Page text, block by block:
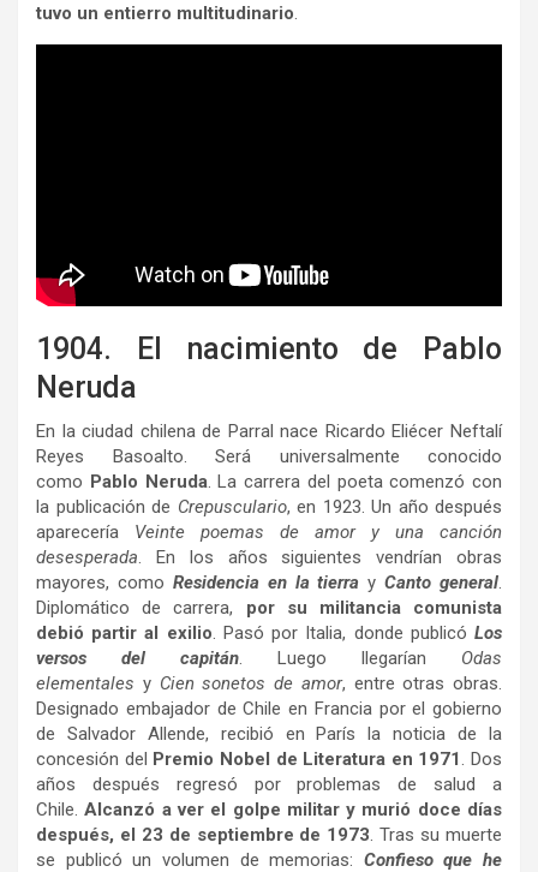
tuvo un entierro multitudinario.
1904. El nacimiento de Pablo
Neruda
En la ciudad chilena de Parral nace Ricardo Eliécer Neftalí
Reyes Basoalto. Será universalmente conocido
como Pablo Neruda. La carrera del poeta comenzó con
la publicación de Crepusculario, en 1923. Un año después
aparecería Veinte poemas de amor y una canción
desesperada. En los años siguientes vendrían obras
mayores, como Residencia en la tierra yCanto general.
Diplomático de carrera, por su militancia comunista
debió partir al exilio. Pasó por Italia, donde publicóLos
versos del capitán. Luego llegarían Odas
elementales y Cien sonetos de amor, entre otras obras.
Designado embajador de Chile en Francia por el gobierno
de Salvador Allende, recibió en París la noticia de la
concesión del Premio Nobel de Literatura en 1971. Dos
años después regresó por problemas de salud a
Chile.Alcanzó a ver el golpe militar y murió doce días
después, el 23 de septiembre de 1973. Tras su muerte
se publicó un volumen de memorias: Confieso que he